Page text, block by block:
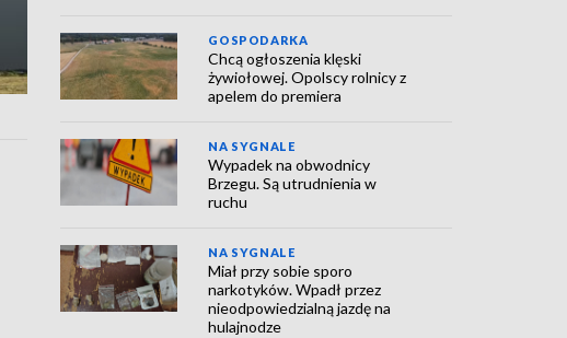
GOSPODARKA
Chcą ogłoszenia klęski
żywiołowej. Opolscy rolnicy z
apelem do premiera
NA SYGNALE
Wypadek na obwodnicy
Brzegu. Są utrudnienia w
ruchu
NA SYGNALE
Miał przy sobie sporo
narkotyków. Wpadł przez
nieodpowiedzialną jazdę na
hulajnodze